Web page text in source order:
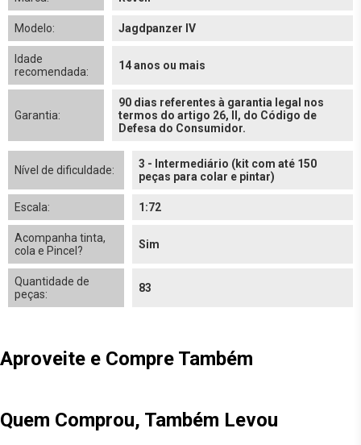
Modelo: Jagdpanzer IV
Idade
recomendada:
14 anos ou mais
Garantia:
90 dias referentes à garantia legal nos
termos do artigo 26, II, do Código de
Defesa do Consumidor.
Nível de dificuldade:
3 - Intermediário (kit com até 150
peças para colar e pintar)
Escala: 1:72
Acompanha tinta,
cola e Pincel?
Sim
Quantidade de
peças:
83
Aproveite e Compre Também
Quem Comprou, Também Levou